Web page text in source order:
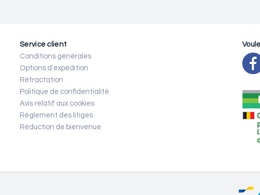
Service client
Conditions générales
Options d’expédition
Rétractation
Politique de confidentialité
Avis relatif aux cookies
Règlement des litiges
Réduction de bienvenue